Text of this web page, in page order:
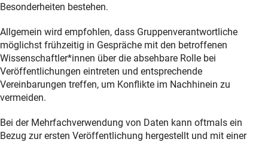
Besonderheiten bestehen.
Allgemein wird empfohlen, dass Gruppenverantwortliche
möglichst frühzeitig in Gespräche mit den betroffenen
Wissenschaftler*innen über die absehbare Rolle bei
Veröffentlichungen eintreten und entsprechende
Vereinbarungen treffen, um Konflikte im Nachhinein zu
vermeiden.
Bei der Mehrfachverwendung von Daten kann oftmals ein
Bezug zur ersten Veröffentlichung hergestellt und mit einer